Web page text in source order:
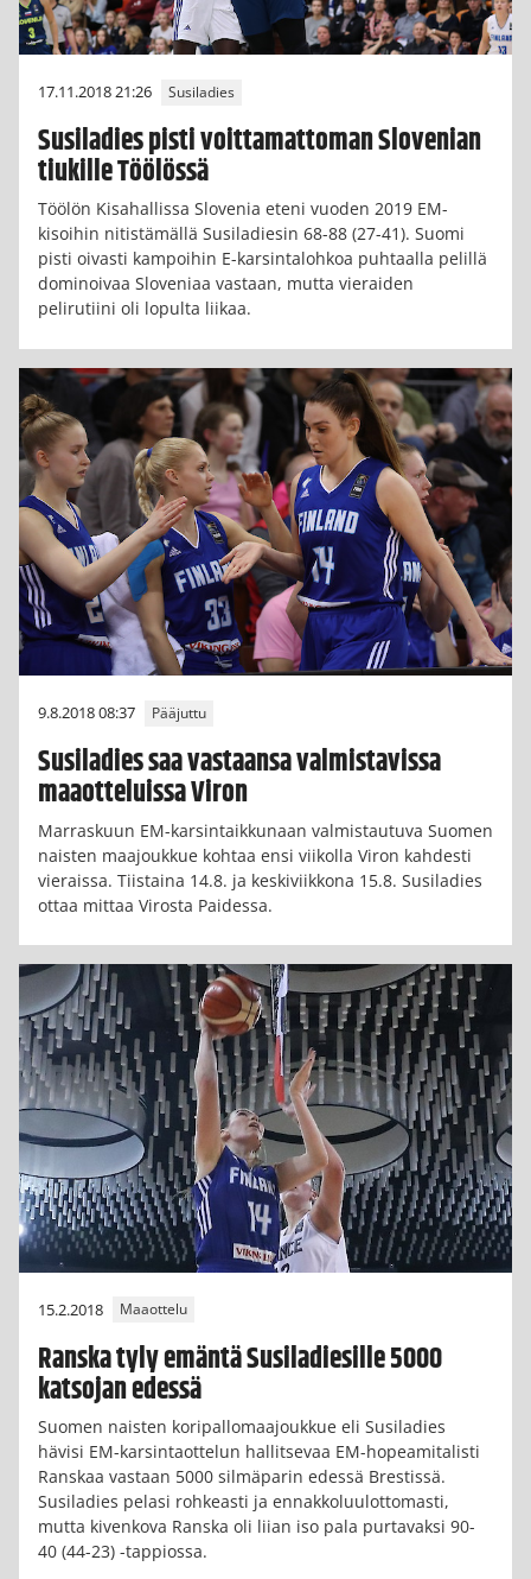
17.11.2018 21:26 Susiladies
Susiladies pisti voittamattoman Slovenian
tiukille Töölössä
Töölön Kisahallissa Slovenia eteni vuoden 2019 EM-
kisoihin nitistämällä Susiladiesin 68-88 (27-41). Suomi
pisti oivasti kampoihin E-karsintalohkoa puhtaalla pelillä
dominoivaa Sloveniaa vastaan, mutta vieraiden
pelirutiini oli lopulta liikaa.
9.8.2018 08:37 Pääjuttu
Susiladies saa vastaansa valmistavissa
maaotteluissa Viron
Marraskuun EM-karsintaikkunaan valmistautuva Suomen
naisten maajoukkue kohtaa ensi viikolla Viron kahdesti
vieraissa. Tiistaina 14.8. ja keskiviikkona 15.8. Susiladies
ottaa mittaa Virosta Paidessa.
15.2.2018 Maaottelu
Ranska tyly emäntä Susiladiesille 5000
katsojan edessä
Suomen naisten koripallomaajoukkue eli Susiladies
hävisi EM-karsintaottelun hallitsevaa EM-hopeamitalisti
Ranskaa vastaan 5000 silmäparin edessä Brestissä.
Susiladies pelasi rohkeasti ja ennakkoluulottomasti,
mutta kivenkova Ranska oli liian iso pala purtavaksi 90-
40 (44-23) -tappiossa.